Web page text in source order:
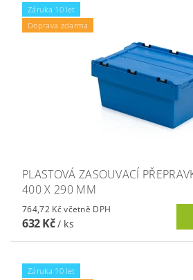
Záruka 10 let
Doprava zdarma
PLASTOVÁ ZASOUVACÍ
400 X 290 MM
764,72 Kč včetně DPH
632 Kč/ ks
Záruka 10 let